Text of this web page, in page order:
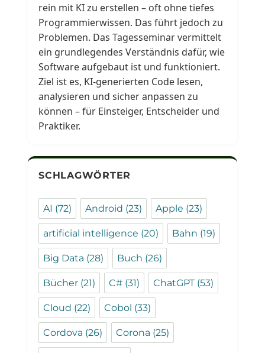
rein mit KI zu erstellen – oft ohne tiefes
Programmierwissen. Das führt jedoch zu
Problemen. Das Tagesseminar vermittelt
ein grundlegendes Verständnis dafür, wie
Software aufgebaut ist und funktioniert.
Ziel ist es, KI-generierten Code lesen,
analysieren und sicher anpassen zu
können – für Einsteiger, Entscheider und
Praktiker.
SCHLAGWÖRTER
AI (72) Android (23) Apple (23)
artificial intelligence (20) Bahn (19)
Big Data (28) Buch (26)
Bücher (21) C# (31) ChatGPT(53)
Cloud (22) Cobol (33)
Cordova (26) Corona (25)